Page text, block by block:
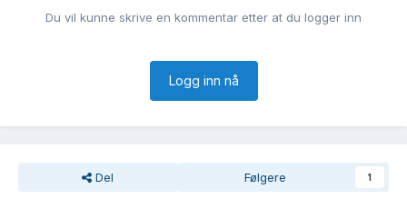
Du vil kunne skrive en kommentar etter at du logger inn
Logg inn nå
Del Følgere 1